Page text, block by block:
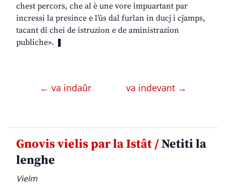
chest percors, che al è une vore impuartant par
incressi la presince e l’ûs dal furlan in ducj i cjamps,
tacant di chei de istruzion e de aministrazion
publiche». ❚
← va indaûr va indevant →
Gnovis vielis par la Istât /Netiti la
lenghe
Vielm